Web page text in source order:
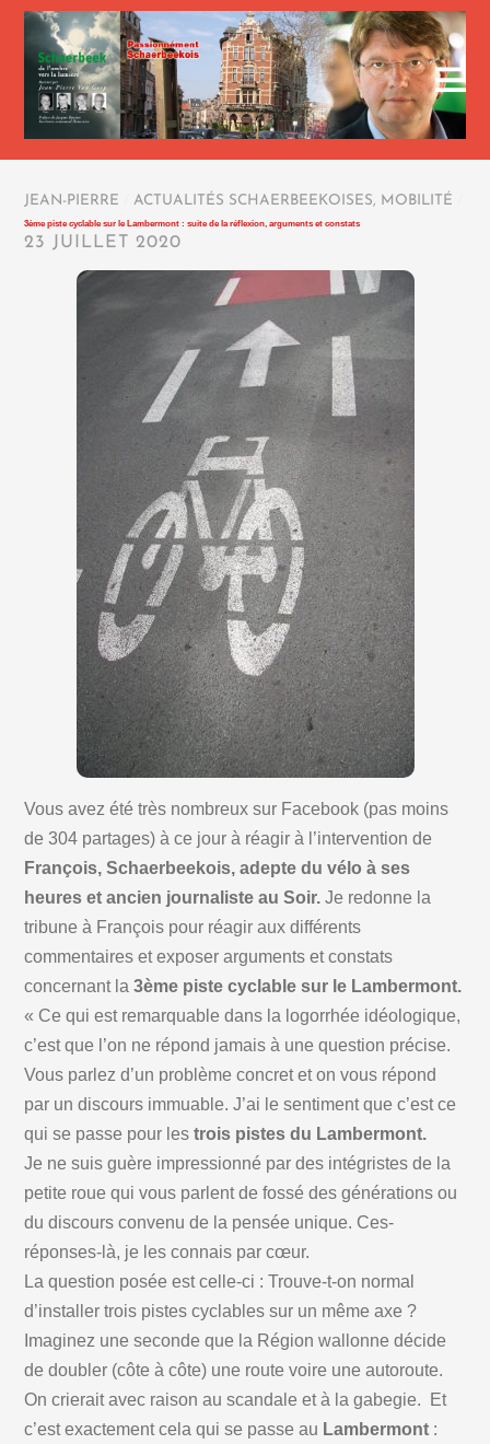
JEAN-PIERRE ACTUALITÉS SCHAERBEEKOISES, MOBILITÉ
3ème piste cyclable sur le Lambermont : suite de la réflexion, arguments et constats
23 JUILLET 2020
Vous avez été très nombreux sur Facebook (pas moins
de 304 partages) à ce jour à réagir à l’intervention de
François, Schaerbeekois, adepte du vélo à ses
heures et ancien journaliste au Soir. Je redonne la
tribune à François pour réagir aux différents
commentaires et exposer arguments et constats
concernant la 3ème piste cyclable sur le Lambermont.
« Ce qui est remarquable dans la logorrhée idéologique,
c’est que l’on ne répond jamais à une question précise.
Vous parlez d’un problème concret et on vous répond
par un discours immuable. J’ai le sentiment que c’est ce
qui se passe pour lestrois pistes du Lambermont.
Je ne suis guère impressionné par des intégristes de la
petite roue qui vous parlent de fossé des générations ou
du discours convenu de la pensée unique. Ces-
réponses-là, je les connais par cœur.
La question posée est celle-ci : Trouve-t-on normal
d’installer trois pistes cyclables sur un même axe ?
Imaginez une seconde que la Région wallonne décide
de doubler (côte à côte) une route voire une autoroute.
On crierait avec raison au scandale et à la gabegie. Et
c’est exactement cela qui se passe au Lambermont :